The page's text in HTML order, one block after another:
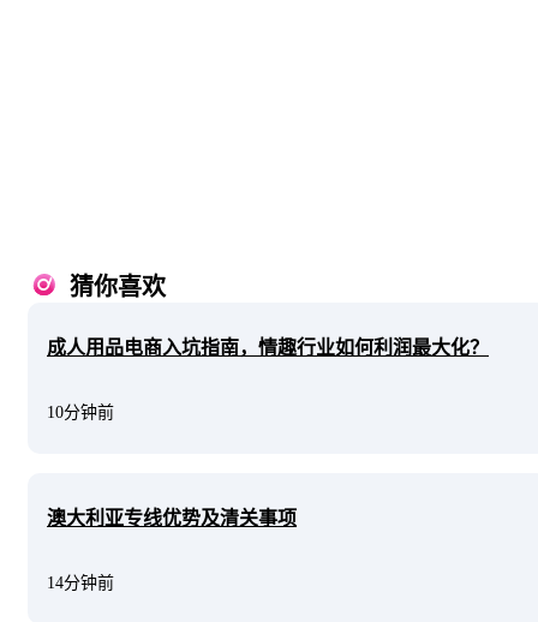
猜你喜欢
成人用品电商入坑指南，情趣行业如何利润最大化？
10分钟前
澳大利亚专线优势及清关事项
14分钟前